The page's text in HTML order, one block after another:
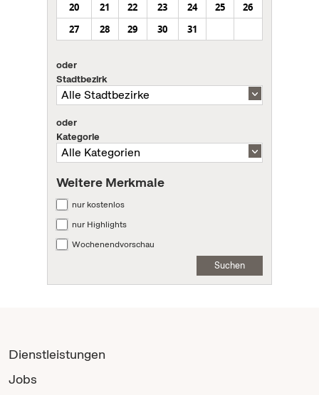
20
21 22 23 24 25
26
27
28 29 30 31
oder
Stadtbezirk
oder
Kategorie
Weitere Merkmale
nur kostenlos
nur Highlights
Wochenendvorschau
Suchen
Dienstleistungen
Jobs